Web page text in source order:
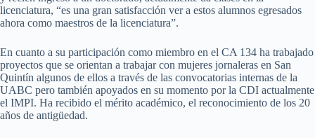
licenciatura, “es una gran satisfacción ver a estos alumnos egresados
ahora como maestros de la licenciatura”.
En cuanto a su participación como miembro en el CA 134 ha trabajado
proyectos que se orientan a trabajar con mujeres jornaleras en San
Quintín algunos de ellos a través de las convocatorias internas de la
UABC pero también apoyados en su momento por la CDI actualmente
el IMPI. Ha recibido el mérito académico, el reconocimiento de los 20
años de antigüedad.